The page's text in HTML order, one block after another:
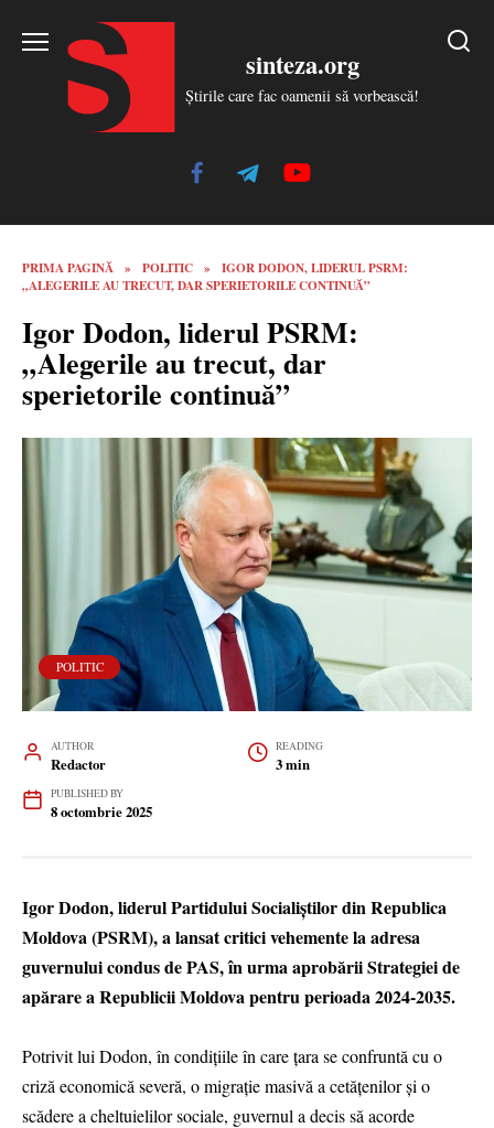
sinteza.org
Știrile care fac oamenii să vorbească!
PRIMA PAGINĂ » POLITIC »
IGOR DODON, LIDERUL PSRM:
„ALEGERILE AU TRECUT, DAR SPERIETORILE CONTINUĂ”
Igor Dodon, liderul PSRM:
„Alegerile au trecut, dar
sperietorile continuă”
POLITIC
AUTHOR
Redactor
READING
3 min
PUBLISHED BY
8 octombrie 2025
Igor Dodon, liderul Partidului Socialiștilor din Republica
Moldova (PSRM), a lansat critici vehemente la adresa
guvernului condus de PAS, în urma aprobării Strategiei de
apărare a Republicii Moldova pentru perioada 2024-2035.
Potrivit lui Dodon, în condițiile în care țara se confruntă cu o
criză economică severă, o migrație masivă a cetățenilor și o
scădere a cheltuielilor sociale, guvernul a decis să acorde